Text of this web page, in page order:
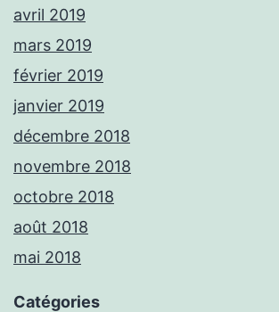
avril 2019
mars 2019
février 2019
janvier 2019
décembre 2018
novembre 2018
octobre 2018
août 2018
mai 2018
Catégories